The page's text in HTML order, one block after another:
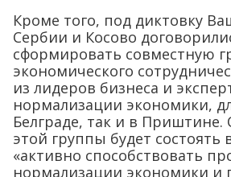
Кроме того, под диктовку
Сербии и Косово
сформировать совместную
экономического
из лидеров бизнеса и
нормализации экономики,
Белграде, так и в Приштине.
этой группы будет
«активно способствовать
нормализации экономики и